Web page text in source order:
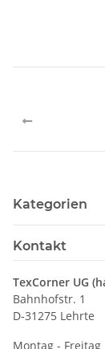
Kategorien
Kontakt
TexCorner UG
Bahnhofstr. 1
D-31275 Lehrte